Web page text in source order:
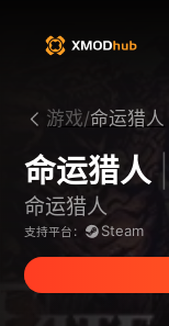
游戏/命运猎人
命运猎人
命运猎人
支持平台： Steam